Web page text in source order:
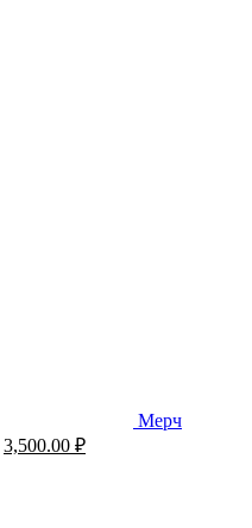
Мерч
Первоначальная
3,500.00 ₽Текущая